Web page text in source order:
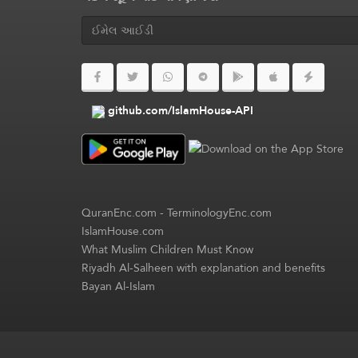
github.com/IslamHouse-API
QuranEnc.com-TerminologyEnc.com
IslamHouse.com
What Muslim Children Must Know
Riyadh Al-Salheen with explanation and benefits
Bayan Al-Islam